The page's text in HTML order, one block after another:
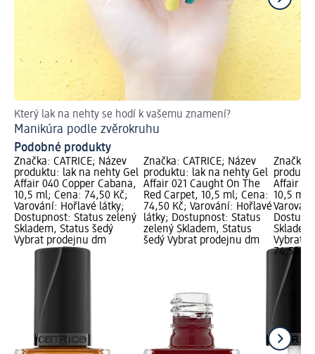
Který lak na nehty se hodí k vašemu znamení?
Manikúra podle zvěrokruhu
Podobné produkty
Značka: CATRICE; Název
produktu: lak na nehty Gel
Affair 040 Copper Cabana,
10,5 ml; Cena: 74,50 Kč;
Varování: Hořlavé látky;
Dostupnost: Status zelený
Skladem, Status šedý
Vybrat prodejnu dm
Značka: CATRICE; Název
produktu: lak na nehty Gel
Affair 021 Caught On The
Red Carpet, 10,5 ml; Cena:
74,50 Kč; Varování: Hořlavé
látky; Dostupnost: Status
zelený Skladem, Status
šedý Vybrat prodejnu dm
Značka:
Affair
10,5 ml;
Vybrat
74,50 Kč